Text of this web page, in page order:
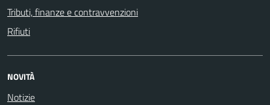
Tributi, finanze e contravvenzioni
Rifiuti
NOVITÀ
Notizie